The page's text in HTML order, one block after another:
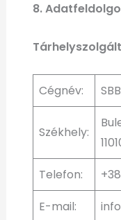
8.
Cégnév:
Székhely:
Telefon:
E-mail: